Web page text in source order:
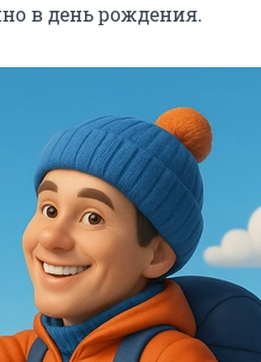
в день рождения.